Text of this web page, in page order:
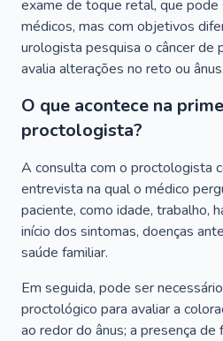
exame de toque retal, que
médicos, mas com objetivos
urologista pesquisa o câncer
avalia alterações no reto ou ânus.
O que acontece na
proctologista?
A consulta com o proctologista
entrevista na qual o médico
paciente, como idade, trabalho,
início dos sintomas, doenças
saúde familiar.
Em seguida, pode ser
proctológico para avaliar a
ao redor do ânus; a presença de